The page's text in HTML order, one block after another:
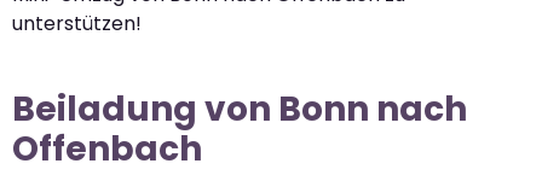
unterstützen!
Beiladung von Bonn nach
Offenbach